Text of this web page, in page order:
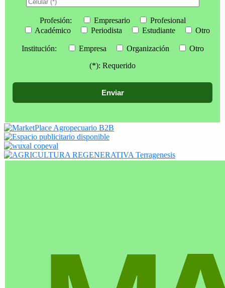
Profesión: Empresario
Profesional
Académico
Periodista Estudiante Otro
Institución: Empresa Organización
Otro
(*): Requerido